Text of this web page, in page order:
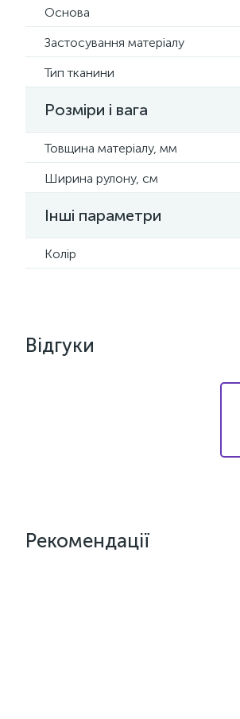
Основа
Застосування матеріалу
Тип тканини
Розміри і вага
Товщина матеріалу, мм
Ширина рулону, см
Інші параметри
Колір
Відгуки
Рекомендації